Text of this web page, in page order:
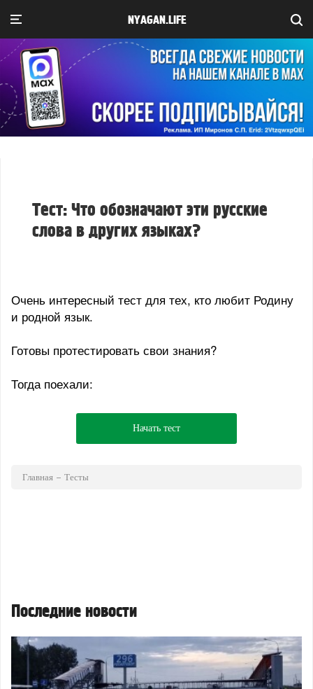
NYAGAN.LIFE
Тест: Что обозначают эти русские
слова в других языках?
Очень интересный тест для тех, кто любит Родину
и родной язык.
Готовы протестировать свои знания?
Тогда поехали:
Начать тест
Главная Тесты
Последние новости